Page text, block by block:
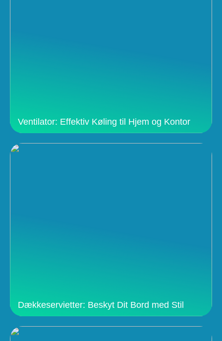
Ventilator: Effektiv Køling til Hjem og Kontor
Dækkeservietter: Beskyt Dit Bord med Stil